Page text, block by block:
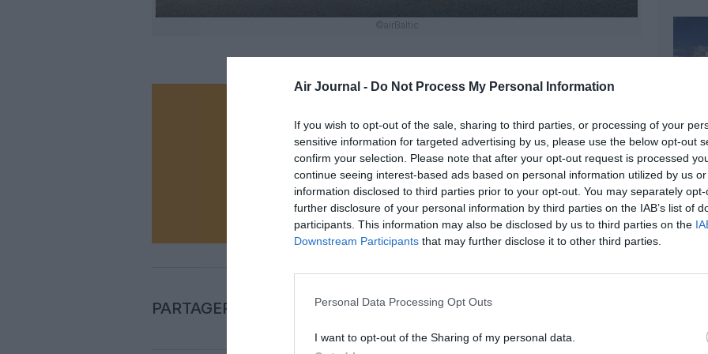
Air Journal - Do Not Process My Personal Information
If you wish to opt-out of the sale, sharing to third parties, or processing of your
sensitive information for targeted advertising by us, please use the below opt-out
confirm your selection. Please note that after your opt-out request is processed
continue seeing interest-based ads based on personal information utilized by us
information disclosed to third parties prior to your opt-out. You may separately
further disclosure of your personal information by third parties on the IAB’s list of
participants. This information may also be disclosed by us to third parties on the
Downstream Participants that may further disclose it to other third parties.
Personal Data Processing Opt Outs
I want to opt-out of the Sharing of my personal data.
©airBaltic
Vous avez apprécié l’article ?
Soutenez-nous, faites un don !
NOUS SOUTENIR
PARTAGER L'ARTICLE
FacebookTwitterPinterestLinkedInEmail